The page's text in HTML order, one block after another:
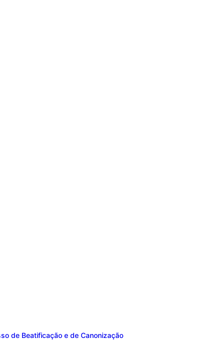
de Beatificação e de Canonização